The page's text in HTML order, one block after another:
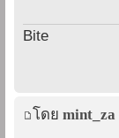
Bite
โดย mint_za